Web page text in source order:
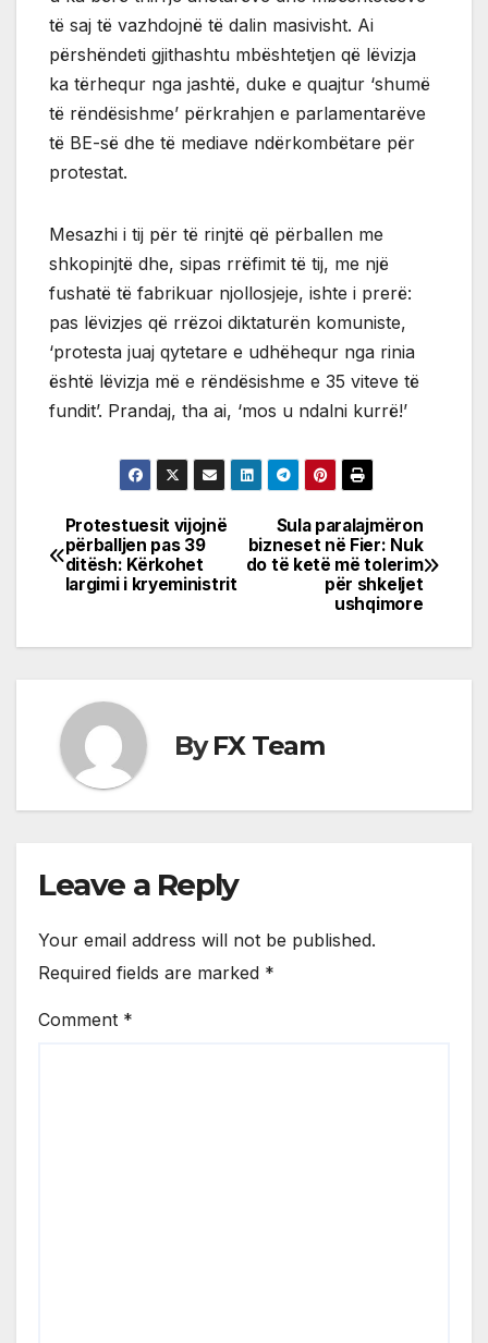
të saj të vazhdojnë të dalin masivisht. Ai
përshëndeti gjithashtu mbështetjen që lëvizja
ka tërhequr nga jashtë, duke e quajtur ‘shumë
të rëndësishme’ përkrahjen e parlamentarëve
të BE-së dhe të mediave ndërkombëtare për
protestat.
Mesazhi i tij për të rinjtë që përballen me
shkopinjtë dhe, sipas rrëfimit të tij, me një
fushatë të fabrikuar njollosjeje, ishte i prerë:
pas lëvizjes që rrëzoi diktaturën komuniste,
‘protesta juaj qytetare e udhëhequr nga rinia
është lëvizja më e rëndësishme e 35 viteve të
fundit’. Prandaj, tha ai, ‘mos u ndalni kurrë!’
Post
navigation
Sula paralajmëron
bizneset në Fier: Nuk
do të ketë më tolerim
për shkeljet
ushqimore
Protestuesit vijojnë
përballjen pas 39
ditësh: Kërkohet
largimi i kryeministrit
ByFX Team
Leave a Reply
Your email address will not be published.
Required fields are marked *
Comment *